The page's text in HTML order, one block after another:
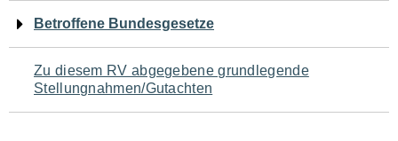
Seiteninhalt
Betroffene Bundesgesetze
Zu diesem RV abgegebene grundlegende
Stellungnahmen/Gutachten